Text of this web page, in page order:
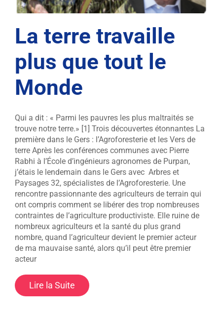
La terre travaille
plus que tout le
Monde
Qui a dit : « Parmi les pauvres les plus maltraités se
trouve notre terre.» [1] Trois découvertes étonnantes La
première dans le Gers : l’Agroforesterie et les Vers de
terre Après les conférences communes avec Pierre
Rabhi à l’École d’ingénieurs agronomes de Purpan,
j’étais le lendemain dans le Gers avec Arbres et
Paysages 32, spécialistes de l’Agroforesterie. Une
rencontre passionnante des agriculteurs de terrain qui
ont compris comment se libérer des trop nombreuses
contraintes de l’agriculture productiviste. Elle ruine de
nombreux agriculteurs et la santé du plus grand
nombre, quand l’agriculteur devient le premier acteur
de ma mauvaise santé, alors qu’il peut être premier
acteur
Lire la Suite